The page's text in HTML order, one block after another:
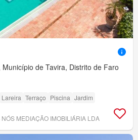
de Tavira, Distrito de Faro
Lareira Terraço Piscina Jardim
MEDIAÇÃO IMOBILIÁRIA LDA